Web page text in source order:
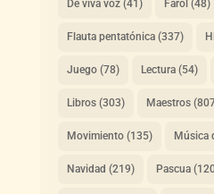
De viva voz(41) Farol(48)
Flauta pentatónica(337)
Juego(78) Lectura(54)
Libros(303) Maestros
Movimiento(135) Música
Navidad (219) Pascua